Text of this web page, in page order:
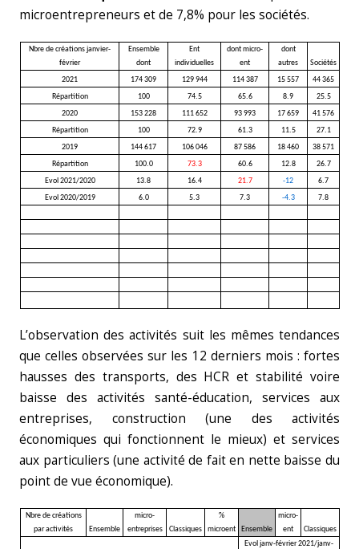
microentrepreneurs et de 7,8% pour les sociétés.
Nbre de créations janvier-
février
Ensemble
dont
Ent
individuelles
dont micro-
ent
dont
autres
Sociétés
2021
174 309 129 944 114 387 15 557
44 365
Répartition
100 74.5 65.6 8.9
25.5
2020
153 228 111 652 93 993 17 659
41 576
Répartition
100 72.9 61.3 11.5
27.1
2019
144 617 106 046 87 586 18 460
38 571
Répartition
100.0 73.3 60.6 12.8
26.7
Evol 2021/2020
13.8 16.4 21.7 -12
6.7
Evol 2020/2019
6.0 5.3 7.3 -4.3 7.8
L’observation des activités suit les mêmes tendances
que celles observées sur les 12 derniers mois : fortes
hausses des transports, des HCR et stabilité voire
baisse des activités santé-éducation, services aux
entreprises, construction (une des activités
économiques qui fonctionnent le mieux) et services
aux particuliers (une activité de fait en nette baisse du
point de vue économique).
Nbre de créations
par activités
Ensemble
micro-
entreprises
Classiques
%
microent
Ensemble
micro-
ent
Classiques
Evol janv-février 2021/janv-